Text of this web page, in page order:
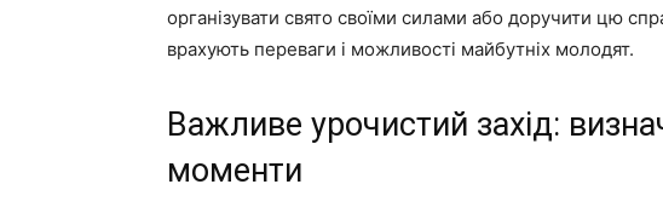
організувати свято своїми силами або доручити цю
врахують переваги і можливості майбутніх молодят.
Важливе урочистий захід:
моменти